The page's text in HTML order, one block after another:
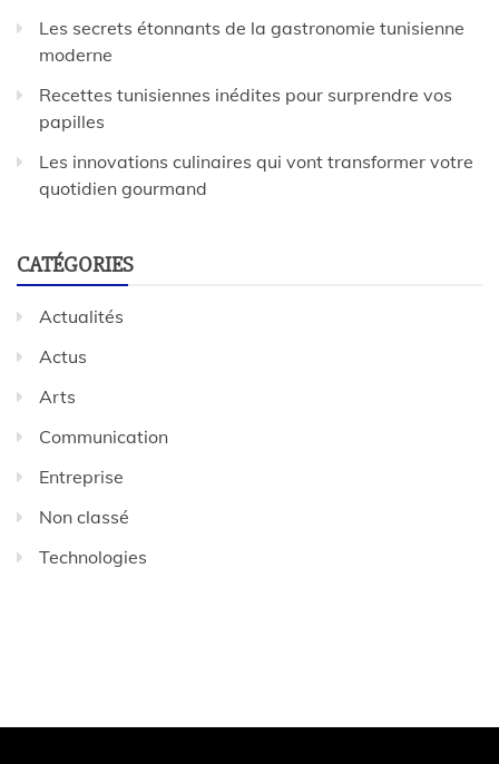
Les secrets étonnants de la gastronomie tunisienne
moderne
Recettes tunisiennes inédites pour surprendre vos
papilles
Les innovations culinaires qui vont transformer votre
quotidien gourmand
CATÉGORIES
Actualités
Actus
Arts
Communication
Entreprise
Non classé
Technologies